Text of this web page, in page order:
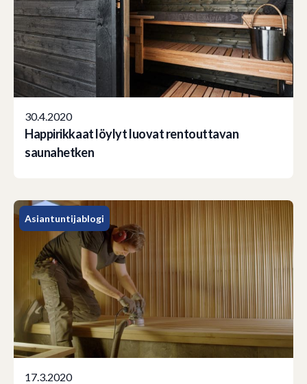
30.4.2020
Happirikkaat löylyt luovat rentouttavan
saunahetken
Asiantuntijablogi
17.3.2020